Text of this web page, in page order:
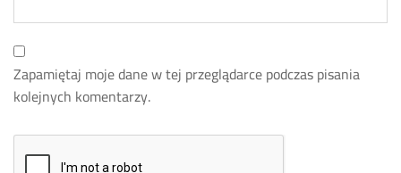
Zapamiętaj moje dane w tej przeglądarce podczas pisania
kolejnych komentarzy.